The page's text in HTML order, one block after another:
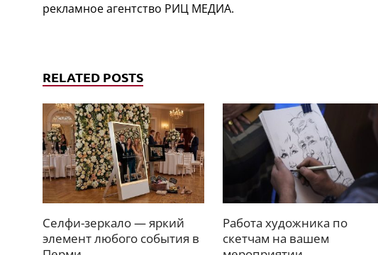
рекламное агентство РИЦ МЕДИА.
RELATED POSTS
Селфи-зеркало — яркий
элемент любого события в
Работа художника по
скетчам на вашем